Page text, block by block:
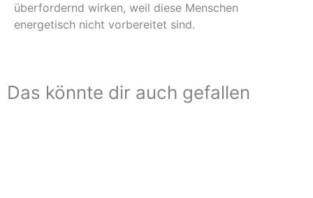
überfordernd wirken, weil diese Menschen
energetisch nicht vorbereitet sind.
Das könnte dir auch gefallen